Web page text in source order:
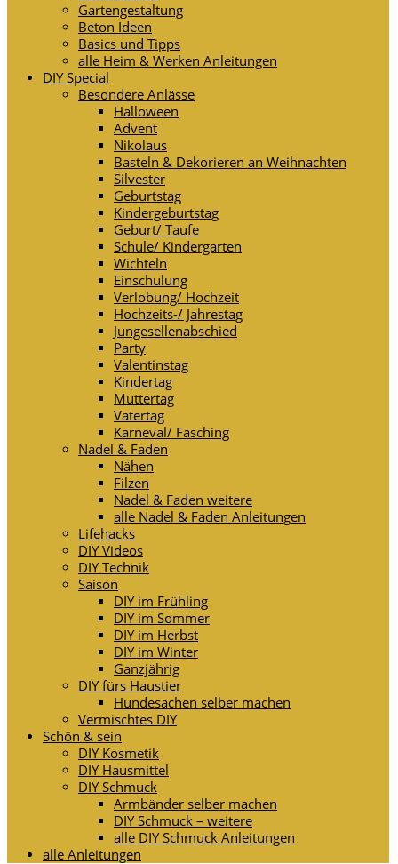
Gartengestaltung
Beton Ideen
Basics und Tipps
alle Heim & Werken Anleitungen
DIY Special
Besondere Anlässe
Halloween
Advent
Nikolaus
Basteln & Dekorieren an Weihnachten
Silvester
Geburtstag
Kindergeburtstag
Geburt/ Taufe
Schule/ Kindergarten
Wichteln
Einschulung
Verlobung/ Hochzeit
Hochzeits-/ Jahrestag
Jungesellenabschied
Party
Valentinstag
Kindertag
Muttertag
Vatertag
Karneval/ Fasching
Nadel & Faden
Nähen
Filzen
Nadel & Faden weitere
alle Nadel & Faden Anleitungen
Lifehacks
DIY Videos
DIY Technik
Saison
DIY im Frühling
DIY im Sommer
DIY im Herbst
DIY im Winter
Ganzjährig
DIY fürs Haustier
Hundesachen selber machen
Vermischtes DIY
Schön & sein
DIY Kosmetik
DIY Hausmittel
DIY Schmuck
Armbänder selber machen
DIY Schmuck – weitere
alle DIY Schmuck Anleitungen
alle Anleitungen